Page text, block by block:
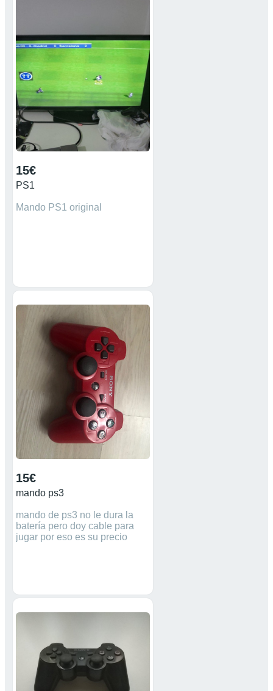
15€
PS1
Mando PS1 original
15€
mando ps3
mando de ps3 no le dura la
batería pero doy cable para
jugar por eso es su precio